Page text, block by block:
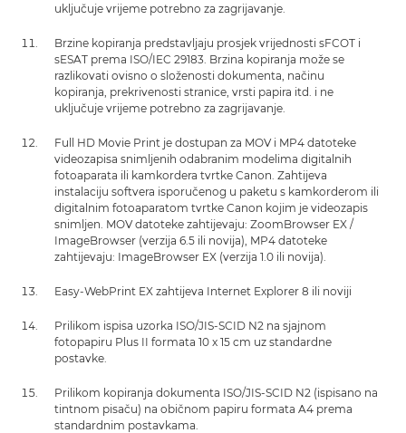
uključuje vrijeme potrebno za zagrijavanje.
Brzine kopiranja predstavljaju prosjek vrijednosti sFCOT i
sESAT prema ISO/IEC 29183. Brzina kopiranja može se
razlikovati ovisno o složenosti dokumenta, načinu
kopiranja, prekrivenosti stranice, vrsti papira itd. i ne
uključuje vrijeme potrebno za zagrijavanje.
Full HD Movie Print je dostupan za MOV i MP4 datoteke
videozapisa snimljenih odabranim modelima digitalnih
fotoaparata ili kamkordera tvrtke Canon. Zahtijeva
instalaciju softvera isporučenog u paketu s kamkorderom ili
digitalnim fotoaparatom tvrtke Canon kojim je videozapis
snimljen. MOV datoteke zahtijevaju: ZoomBrowser EX /
ImageBrowser (verzija 6.5 ili novija), MP4 datoteke
zahtijevaju: ImageBrowser EX (verzija 1.0 ili novija).
Easy-WebPrint EX zahtijeva Internet Explorer 8 ili noviji
Prilikom ispisa uzorka ISO/JIS-SCID N2 na sjajnom
fotopapiru Plus II formata 10 x 15 cm uz standardne
postavke.
Prilikom kopiranja dokumenta ISO/JIS-SCID N2 (ispisano na
tintnom pisaču) na običnom papiru formata A4 prema
standardnim postavkama.